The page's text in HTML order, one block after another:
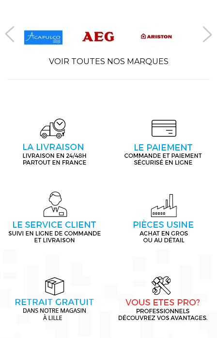
VOIR TOUTES NOS MARQUES